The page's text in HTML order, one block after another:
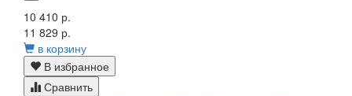
10 410 р.
11 829 р.
в корзину
В избранное
Сравнить